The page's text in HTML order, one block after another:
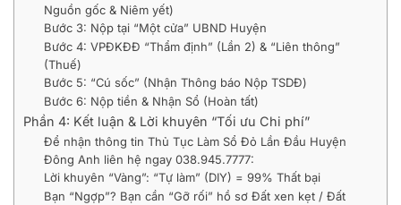
Nguồn gốc & Niêm yết)
Bước 3: Nộp tại “Một cửa” UBND Huyện
Bước 4: VPĐKĐĐ “Thẩm định” (Lần 2) & “Liên thông”
(Thuế)
Bước 5: “Cú sốc” (Nhận Thông báo Nộp TSDĐ)
Bước 6: Nộp tiền & Nhận Sổ (Hoàn tất)
Phần 4: Kết luận & Lời khuyên “Tối ưu Chi phí”
Để nhận thông tin Thủ Tục Làm Sổ Đỏ Lần Đầu Huyện
Đông Anh liên hệ ngay 038.945.7777:
Lời khuyên “Vàng”: “Tự làm” (DIY) = 99% Thất bại
Bạn “Ngợp”? Bạn cần “Gỡ rối” hồ sơ Đất xen kẹt / Đất